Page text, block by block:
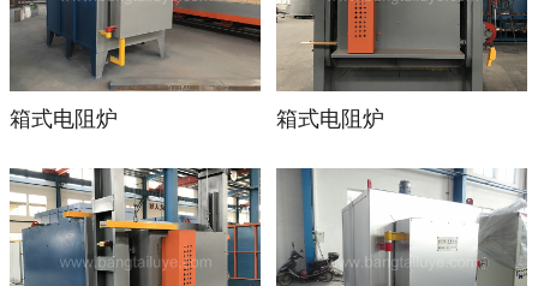
箱式电阻炉 箱式电阻炉